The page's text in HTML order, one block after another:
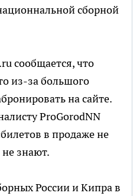
сборной
сообщается, что
из-за большого
на сайте.
ProGorodNN
в продаже не
знают.